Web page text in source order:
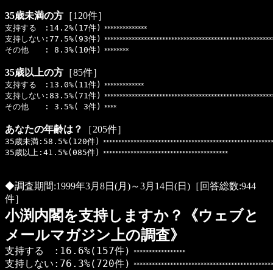
35歳未満の方 ［120件］
支持する :14.2%(17件) **************
支持しない:77.5%(93件)
その他 : 8.3%(10件) ********
35歳以上の方 ［85件］
支持する :13.0%(11件) *************
支持しない:83.5%(71件)
その他 : 3.5%( 3件) ****
あなたの年齢は？ ［205件］
35歳未満:58.5%(120件)
35歳以上:41.5%(085件) *****************************************
◆調査期間:1999年3月8日(月)～3月14日(日)［回答総数:944
件］
小渕内閣を支持しますか？《ウェブと
メールマガジン上の調査》
支持する :16.6%(157件) *****************
支持しない:76.3%(720件)